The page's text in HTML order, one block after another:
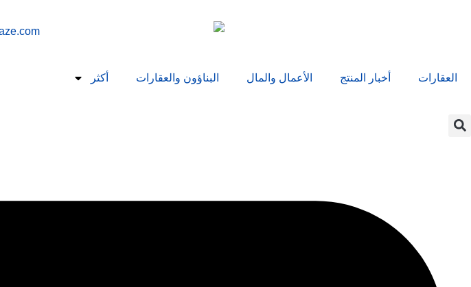
العقارات أخبار المنتج الأعمال والمال البناؤون والعقارات أكثر